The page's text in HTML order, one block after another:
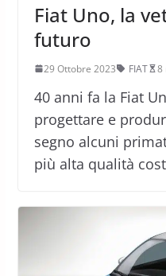
Fiat Uno, la
futuro
29 Ottobre 2023 FIAT 8
40 anni fa la Fiat
progettare e
segno alcuni
più alta qualità